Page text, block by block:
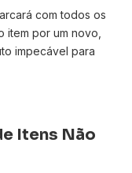
arcará com todos os
item por um novo,
impecável para
Itens Não